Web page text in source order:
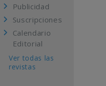
Publicidad
Suscripciones
Calendario
Editorial
Ver todas las
revistas